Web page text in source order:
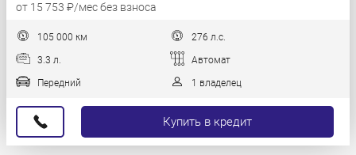
от 15 753 ₽/мес без взноса
105 000 км 276 л.с.
3.3 л. Автомат
Передний 1 владелец
Купить в кредит